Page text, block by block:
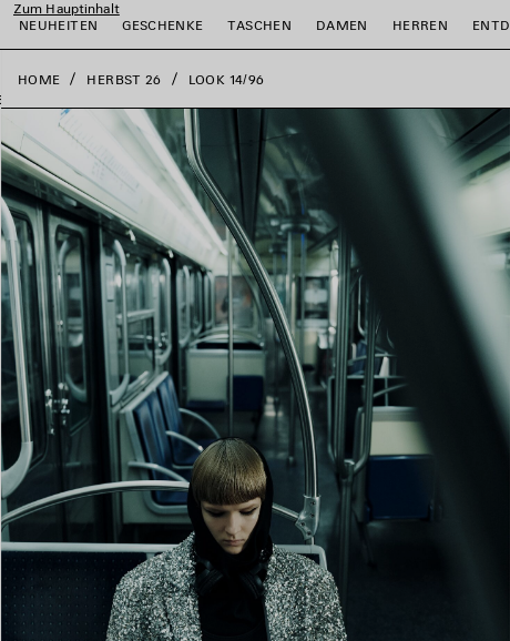
Zum Hauptinhalt
NEUHEITEN
GESCHENKE TASCHEN DAMEN HERREN
HOME HERBST 26 LOOK 14/96
close the banner